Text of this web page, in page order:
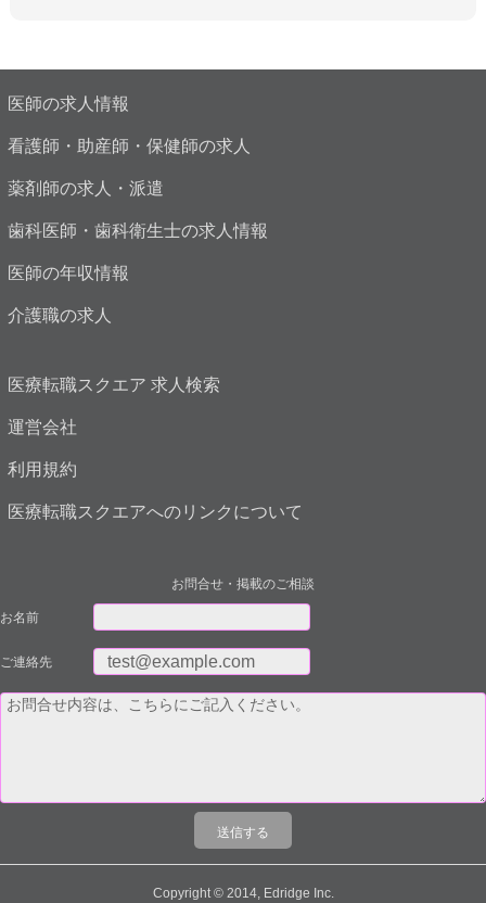
医師の求人情報
看護師・助産師・保健師の求人
薬剤師の求人・派遣
歯科医師・歯科衛生士の求人情報
医師の年収情報
介護職の求人
医療転職スクエア 求人検索
運営会社
利用規約
医療転職スクエアへのリンクについて
お問合せ・掲載のご相談
お名前
ご連絡先
Copyright © 2014, Edridge Inc.